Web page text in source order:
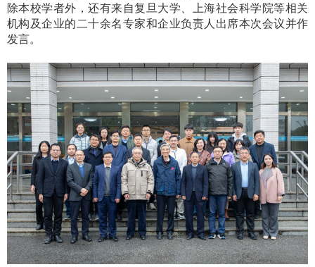
除本校学者外，还有来自复旦大学、上海社会科学院等相关
机构及企业的二十余名专家和企业负责人出席本次会议并作
发言。